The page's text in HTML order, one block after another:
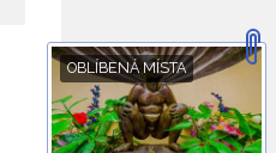
OBLÍBENÁ MÍSTA